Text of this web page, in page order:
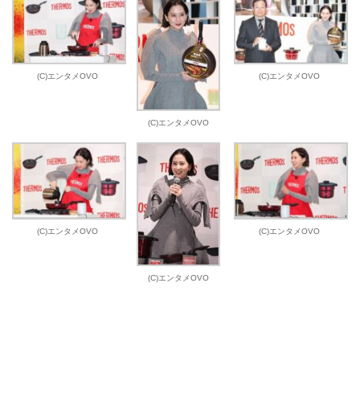
(C)エンタメOVO
(C)エンタメOVO
(C)エンタメOVO
(C)エンタメOVO
(C)エンタメOVO
(C)エンタメOVO